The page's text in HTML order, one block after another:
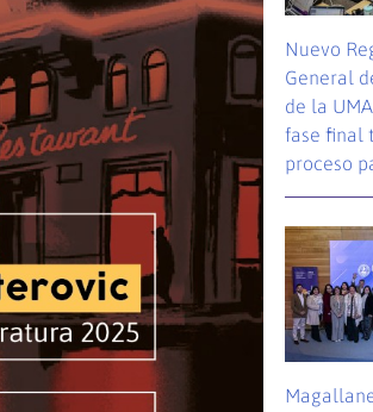
Nuevo
General
de la
fase final
proceso